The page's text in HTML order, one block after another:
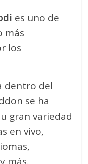
es uno de
más
los
dentro del
se ha
gran variedad
en vivo,